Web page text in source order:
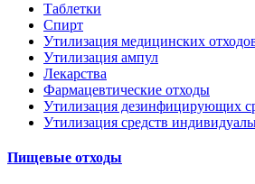
Таблетки
Спирт
Утилизация медицинских
Утилизация ампул
Лекарства
Фармацевтические отходы
Утилизация дезинфицирующих
Утилизация средств
Пищевые отходы